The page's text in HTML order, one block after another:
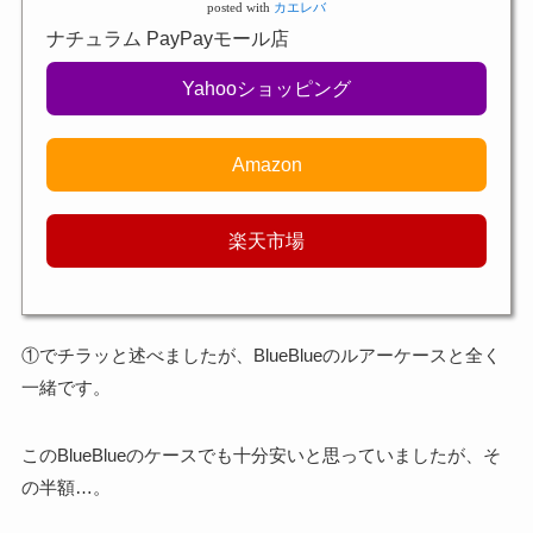
posted with カエレバ
ナチュラム PayPayモール店
Yahooショッピング
Amazon
楽天市場
①でチラッと述べましたが、BlueBlueのルアーケースと全く
一緒です。
このBlueBlueのケースでも十分安いと思っていましたが、そ
の半額…。